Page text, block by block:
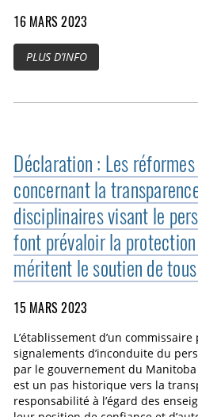
16 MARS 2023
PLUS D’INFO
Déclaration : Les
concernant la
disciplinaires visant le
font prévaloir la
méritent le soutien de
15 MARS 2023
L’établissement d’un
signalements d’inconduite du
par le gouvernement du
est un pas historique vers la
responsabilité à l’égard des